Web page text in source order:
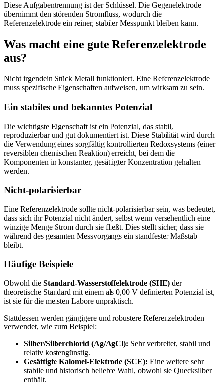
Diese Aufgabentrennung ist der Schlüssel. Die Gegenelektrode
übernimmt den störenden Stromfluss, wodurch die
Referenzelektrode ein reiner, stabiler Messpunkt bleiben kann.
Was macht eine gute Referenzelektrode
aus?
Nicht irgendein Stück Metall funktioniert. Eine Referenzelektrode
muss spezifische Eigenschaften aufweisen, um wirksam zu sein.
Ein stabiles und bekanntes Potenzial
Die wichtigste Eigenschaft ist ein Potenzial, das stabil,
reproduzierbar und gut dokumentiert ist. Diese Stabilität wird durch
die Verwendung eines sorgfältig kontrollierten Redoxsystems (einer
reversiblen chemischen Reaktion) erreicht, bei dem die
Komponenten in konstanter, gesättigter Konzentration gehalten
werden.
Nicht-polarisierbar
Eine Referenzelektrode sollte nicht-polarisierbar sein, was bedeutet,
dass sich ihr Potenzial nicht ändert, selbst wenn versehentlich eine
winzige Menge Strom durch sie fließt. Dies stellt sicher, dass sie
während des gesamten Messvorgangs ein standfester Maßstab
bleibt.
Häufige Beispiele
Obwohl die Standard-Wasserstoffelektrode (SHE) der
theoretische Standard mit einem als 0,00 V definierten Potenzial ist,
ist sie für die meisten Labore unpraktisch.
Stattdessen werden gängigere und robustere Referenzelektroden
verwendet, wie zum Beispiel:
Silber/Silberchlorid (Ag/AgCl): Sehr verbreitet, stabil und
relativ kostengünstig.
Gesättigte Kalomel-Elektrode (SCE): Eine weitere sehr
stabile und historisch beliebte Wahl, obwohl sie Quecksilber
enthält.